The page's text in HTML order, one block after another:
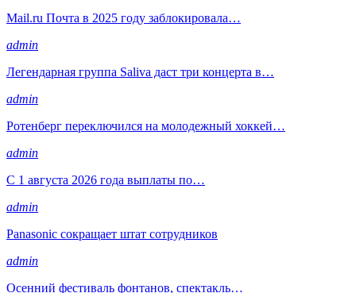
Mail.ru Почта в 2025 году заблокировала…
admin
Легендарная группа Saliva даст три концерта в…
admin
Ротенберг переключился на молодежный хоккей…
admin
С 1 августа 2026 года выплаты по…
admin
Panasonic сокращает штат сотрудников
admin
Осенний фестиваль фонтанов, спектакль…